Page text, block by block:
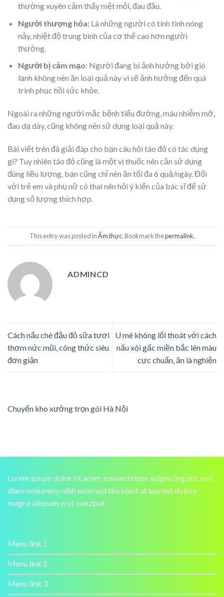
thường xuyên cảm thấy mệt mỏi, đau đầu.
Người thượng hỏa:Là những người có tính tình nóng
nảy, nhiệt độ trung bình của cơ thể cao hơn người
thường.
Người bị cảm mạo: Người đang bị ảnh hưởng bởi gió
lạnh không nên ăn loại quả này vì sẽ ảnh hưởng đến quá
trình phục hồi sức khỏe.
Ngoài ra những người mắc bệnh tiểu đường, máu nhiễm mỡ,
đau dạ dày, cũng không nên sử dụng loại quả này.
Bài viết trên đã giải đáp cho bạn câu hỏi táo đỏ có tác dụng
gì? Tuy nhiên táo đỏ cũng là một vị thuốc nên cần sử dụng
đúng liều lượng, bạn cũng chỉ nên ăn tối đa 6 quả/ngày. Đối
với trẻ em và phụ nữ có thai nên hỏi ý kiến của bác sĩ để sử
dụng số lượng thích hợp.
This entry was posted inẨm thực. Bookmark thepermalink.
ADMINCD
Cách nấu chè đậu đỏ sữa tươi
thơm nức mũi, công thức siêu
đơn giản
U mê không lối thoát với cách
nấu xôi gấc miền bắc lên màu
cực chuẩn, ăn là nghiện
Chuyển kho xưởng trọn gói Hà Nội
Lorem ipsum dolor sit amet, consectetuer adipiscing elit, sed
diam nonummy nibh euismod tincidunt ut laoreet dolore
magna aliquam erat volutpat.
Menu link 1
Menu link 2
Menu link 3